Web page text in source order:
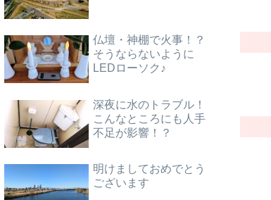
仏壇・神棚で火事！？
そうならないように
LEDローソク♪
深夜に水のトラブル！
こんなところにも人手
不足が影響！？
明けましておめでとう
ございます